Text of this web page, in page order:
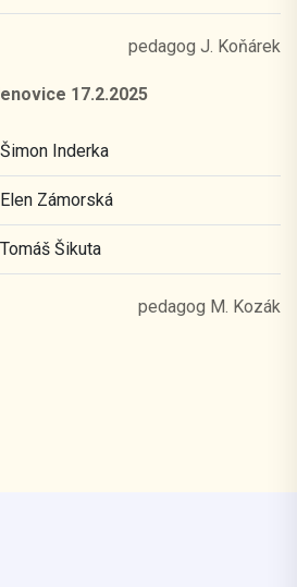
pedagog J. Koňárek
17.2.2025
Šimon Inderka
Elen Zámorská
Tomáš Šikuta
pedagog M. Kozák